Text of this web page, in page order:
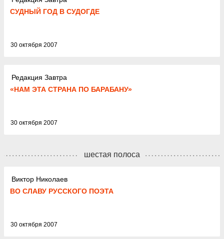
СУДНЫЙ ГОД В СУДОГДЕ
30 октября 2007
Редакция Завтра
«НАМ ЭТА СТРАНА ПО БАРАБАНУ»
30 октября 2007
шестая полоса
Виктор Николаев
ВО СЛАВУ РУССКОГО ПОЭТА
30 октября 2007